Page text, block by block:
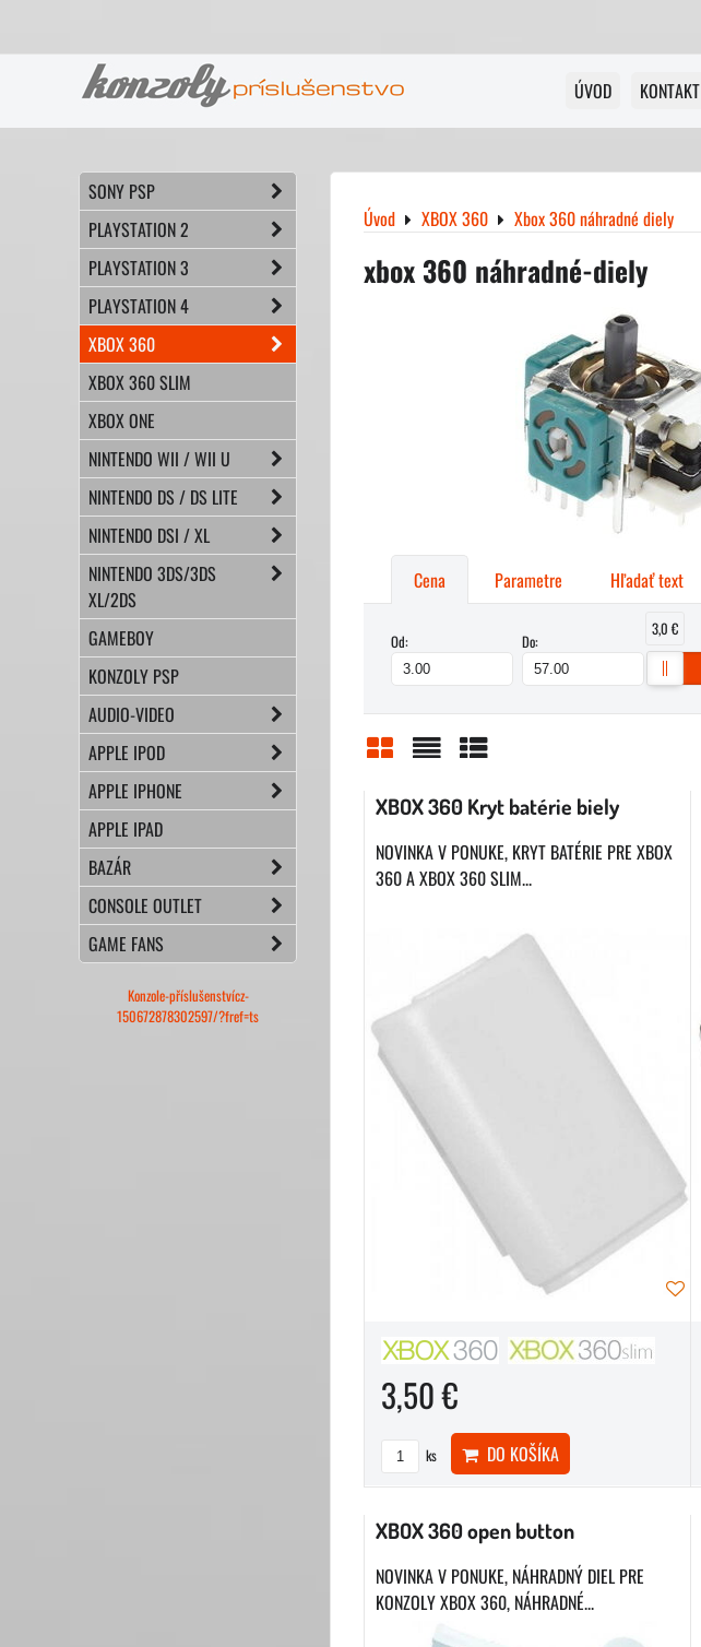
ÚVOD KONTAKT
Úvod XBOX 360 Xbox 360 náhradné diely
xbox 360 náhradné-diely
Cena Parametre Hľadať text
Od: Do:
3,0 €
MriežkaZoznamTabuľka
XBOX 360 Kryt batérie biely
NOVINKA V PONUKE, KRYT BATÉRIE PRE XBOX
360 A XBOX 360 SLIM...
3,50 €
ks DO KOŠÍKA
XBOX 360 open button
NOVINKA V PONUKE, NÁHRADNÝ DIEL PRE
KONZOLY XBOX 360, NÁHRADNÉ...
SONY PSP
PLAYSTATION 2
PLAYSTATION 3
PLAYSTATION 4
XBOX 360
XBOX 360 SLIM
XBOX ONE
NINTENDO WII / WII U
NINTENDO DS / DS LITE
NINTENDO DSI / XL
NINTENDO 3DS/3DS
XL/2DS
GAMEBOY
KONZOLY PSP
AUDIO-VIDEO
APPLE IPOD
APPLE IPHONE
APPLE IPAD
BAZÁR
CONSOLE OUTLET
GAME FANS
Konzole-příslušenstvícz-
150672878302597/?fref=ts